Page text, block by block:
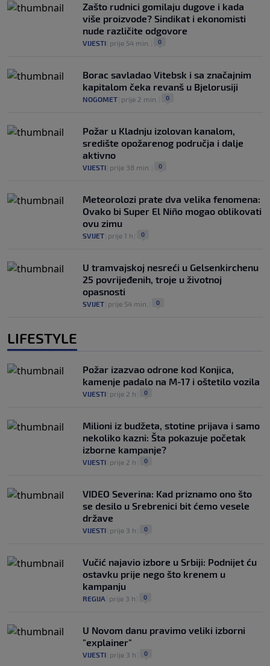
Zašto rudnici gomilaju dugove i kada
više proizvode? Sindikat i ekonomisti
nude različite odgovore
VIJESTI prije 54 min. 0
Borac savladao Vitebsk i sa značajnim
kapitalom čeka revanš u Bjelorusiji
NOGOMET prije 2 min. 0
Požar u Kladnju izolovan kanalom,
središte opožarenog područja i dalje
aktivno
VIJESTI prije 38 min. 0
Meteorolozi prate dva velika fenomena:
Ovako bi Super El Niño mogao oblikovati
ovu zimu
SVIJET prije 1 h 0
U tramvajskoj nesreći u Gelsenkirchenu
25 povrijeđenih, troje u životnoj
opasnosti
SVIJET prije 54 min. 0
LIFESTYLE
Požar izazvao odrone kod Konjica,
kamenje padalo na M-17 i oštetilo vozila
VIJESTI prije 2 h 0
Milioni iz budžeta, stotine prijava i samo
nekoliko kazni: Šta pokazuje početak
izborne kampanje?
VIJESTI prije 2 h 0
VIDEO Severina: Kad priznamo ono što
se desilo u Srebrenici bit ćemo vesele
države
VIJESTI prije 3 h 0
Vučić najavio izbore u Srbiji: Podnijet ću
ostavku prije nego što krenem u
kampanju
REGIJA prije 3 h 0
U Novom danu pravimo veliki izborni
"explainer"
VIJESTI prije 3 h 0